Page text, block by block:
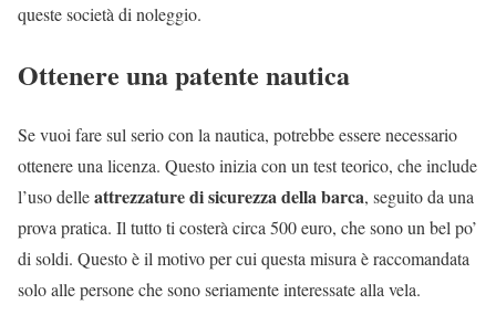
queste società di noleggio.
Ottenere una patente nautica
Se vuoi fare sul serio con la nautica, potrebbe essere necessario
ottenere una licenza. Questo inizia con un test teorico, che include
l’uso delleattrezzature di sicurezza della barca, seguito da una
prova pratica. Il tutto ti costerà circa 500 euro, che sono un bel po’
di soldi. Questo è il motivo per cui questa misura è raccomandata
solo alle persone che sono seriamente interessate alla vela.